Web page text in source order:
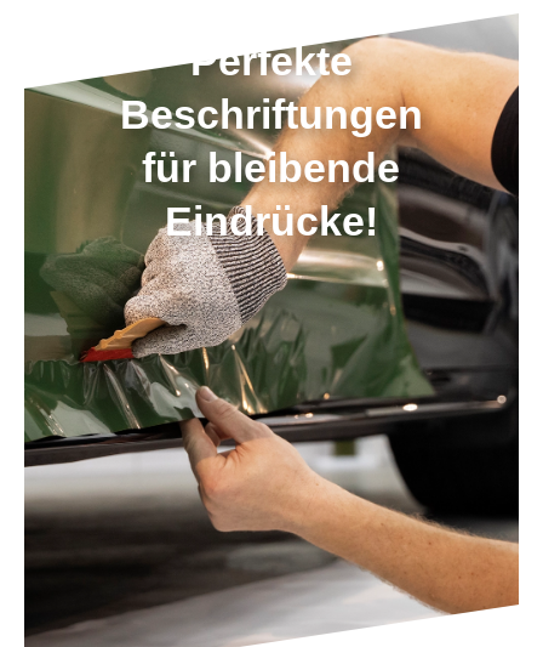
Perfekte
Beschriftungen
für bleibende
Eindrücke!